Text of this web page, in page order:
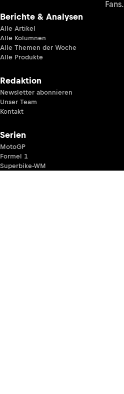
Fans.
Berichte & Analysen
Alle Artikel
Alle Kolumnen
Alle Themen der Woche
Alle Produkte
Redaktion
Newsletter abonnieren
Unser Team
Kontakt
Serien
MotoGP
Formel 1
Superbike-WM